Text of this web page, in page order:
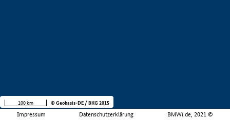
Impressum Datenschutzerklärung BMWi.de, 2021 ©
100 km © Geobasis-DE / BKG 2015